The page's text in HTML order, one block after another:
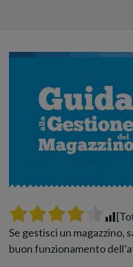
Se gestisci un magazzino,
buon funzionamento